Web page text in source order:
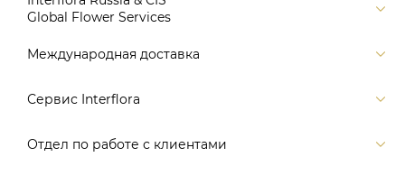
Global Flower Services
Версия для печати
Поиск
Международная доставка
Россия
Европа
Сервис Interflora
Заказ и оплата
Отдел по работе с клиентами